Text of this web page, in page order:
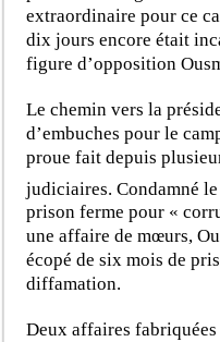
extraordinaire pour ce
dix jours encore était
figure d’opposition
Le chemin vers la
d’embuches pour le
proue fait depuis
judiciaires. Condamné
prison ferme pour «
une affaire de mœurs,
écopé de six mois de
diffamation.
Deux affaires